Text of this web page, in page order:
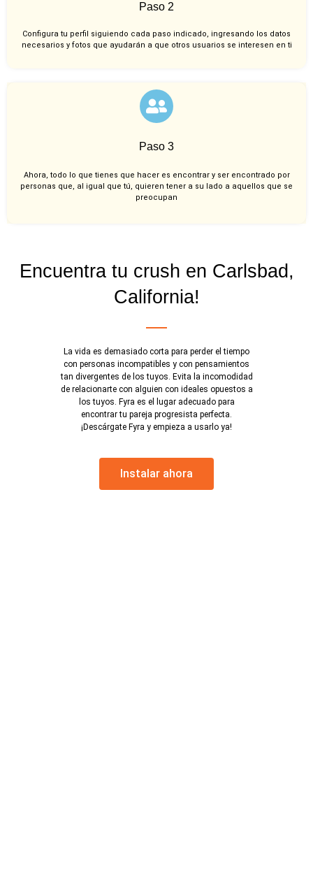
Paso 2
Configura tu perfil siguiendo cada paso indicado, ingresando los datos
necesarios y fotos que ayudarán a que otros usuarios se interesen en ti
Paso 3
Ahora, todo lo que tienes que hacer es encontrar y ser encontrado por
personas que, al igual que tú, quieren tener a su lado a aquellos que se
preocupan
Encuentra tu crush en Carlsbad,
California!
La vida es demasiado corta para perder el tiempo
con personas incompatibles y con pensamientos
tan divergentes de los tuyos. Evita la incomodidad
de relacionarte con alguien con ideales opuestos a
los tuyos. Fyra es el lugar adecuado para
encontrar tu pareja progresista perfecta.
¡Descárgate Fyra y empieza a usarlo ya!
Instalar ahora